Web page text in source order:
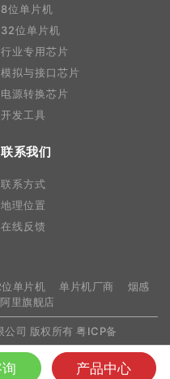
8位单片机
32位单片机
行业专用芯片
模拟与接口芯片
电源转换芯片
开发工具
联系我们
联系方式
地理位置
在线反馈
单片机 单片机厂商
烟感
里旗舰店
司 版权所有 粤ICP备
产品中心